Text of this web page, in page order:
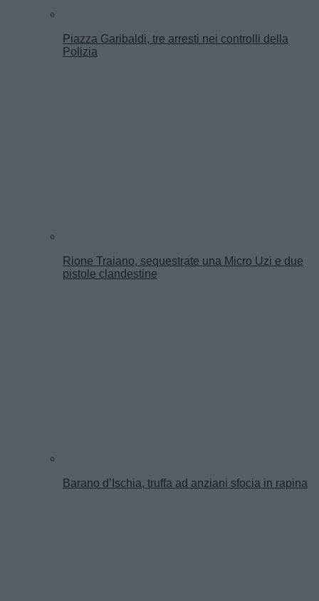
Piazza Garibaldi, tre arresti nei controlli della
Polizia
Rione Traiano, sequestrate una Micro Uzi e due
pistole clandestine
Barano d’Ischia, truffa ad anziani sfocia in rapina